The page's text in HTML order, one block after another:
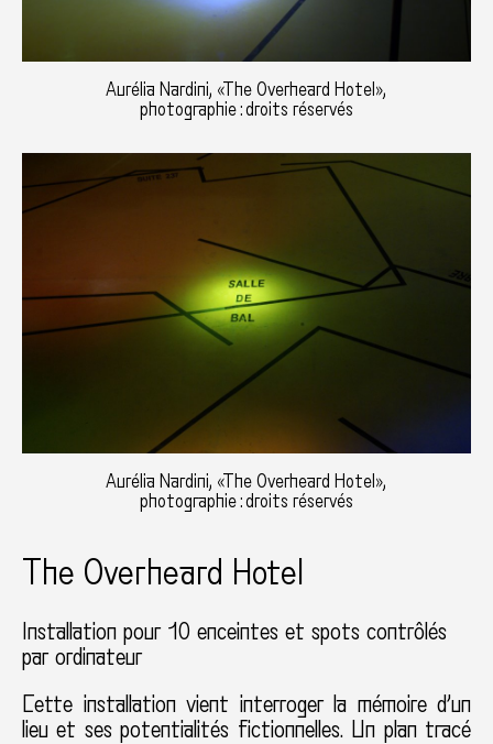
Aurélia Nardini, «The Overheard Hotel»,
photographie : droits réservés
Aurélia Nardini, «The Overheard Hotel»,
photographie : droits réservés
The Overheard Hotel
Installation pour 10 enceintes et spots contrôlés
par ordinateur
Cette installation vient interroger la mémoire d’un
lieu et ses potentialités fictionnelles. Un plan tracé